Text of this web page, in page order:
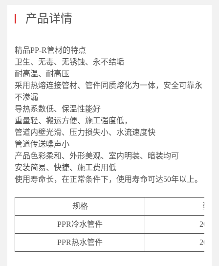
产品详情
精品PP-R管材的特点
卫生、无毒、无锈蚀、永不结垢
耐高温、耐高压
采用热熔连接管材、管件同质熔化为一体，安全可靠永
不渗漏
导热系数低、保温性能好
重量轻、搬运方便、施工强度低，
管道内壁光滑、压力损失小、水流速度快
管道传送噪声小
产品色彩柔和、外形美观、室内明装、暗装均可
安装简易、快捷、施工费用低
使用寿命长，在正常条件下，使用寿命可达50年以上。
规格 型号
PPR冷水管件 20-
PPR热水管件 20-